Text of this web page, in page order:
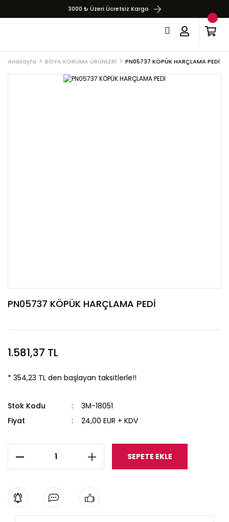
3000 ₺ Üzeri Ücretsiz Kargo
Anasayfa BOYA KORUMA ÜRÜNLERİ PN05737 KÖPÜK HARÇLAMA PEDİ
PN05737 KÖPÜK HARÇLAMA PEDİ
1.581,37 TL
* 354,23 TL den başlayan taksitlerle!!
Stok Kodu
3M-18051
Fiyat
24,00 EUR + KDV
SEPETE EKLE